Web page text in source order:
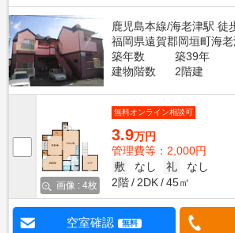
鹿児島本線/海老津駅 徒
福岡県遠賀郡岡垣町海
築年数
築39年
建物階数
2階建
画像 : 4枚
無料オンライン相談可
3.9万円
管理費等：2,000円
敷
なし 礼
なし
2階
2DK 45㎡
空室確認 無料